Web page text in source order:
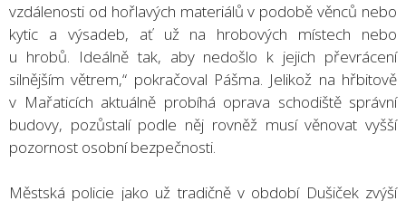
vzdálenosti od hořlavých materiálů v podobě věnců nebo
kytic a výsadeb, ať už na hrobových místech nebo
u hrobů. Ideálně tak, aby nedošlo k jejich převrácení
silnějším větrem,“ pokračoval Pášma. Jelikož na hřbitově
v Mařaticích aktuálně probíhá oprava schodiště správní
budovy, pozůstalí podle něj rovněž musí věnovat vyšší
pozornost osobní bezpečnosti.
Městská policie jako už tradičně v období Dušiček zvýší